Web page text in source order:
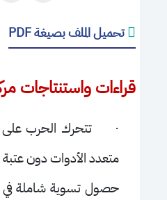
تحميل الملف بصيغة PDF
قراءات واستنتاجات
·تتحرك الحرب
متعدد الأدوات دون
حصول تسوية شاملة في